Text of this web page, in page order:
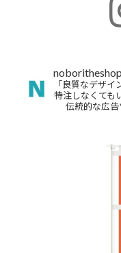
noboritheshop
「良質なデザイ
特注しなくても
伝統的な広告